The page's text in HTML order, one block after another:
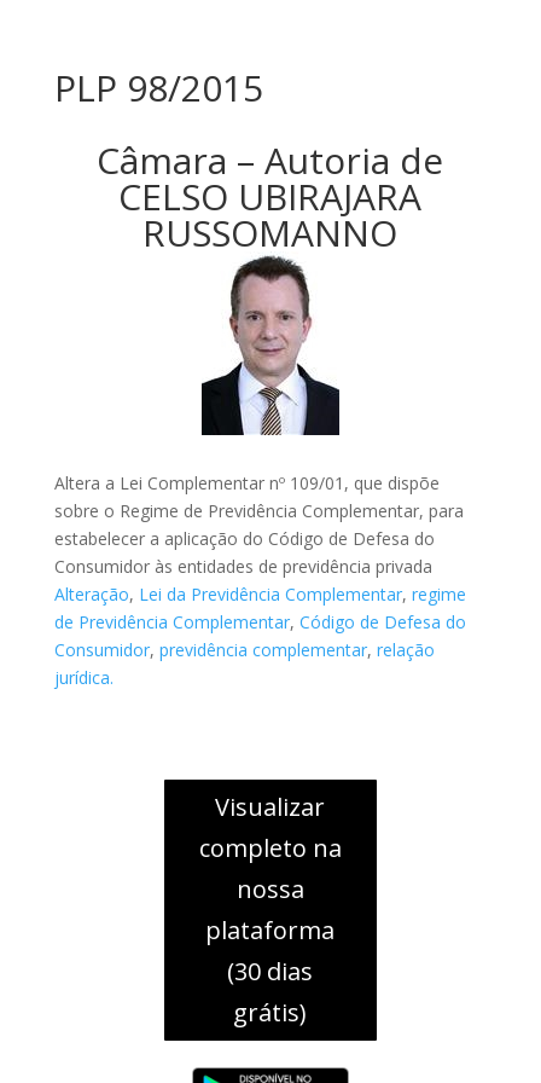
PLP 98/2015
Câmara – Autoria de
CELSO UBIRAJARA
RUSSOMANNO
Altera a Lei Complementar nº 109/01, que dispõe
sobre o Regime de Previdência Complementar, para
estabelecer a aplicação do Código de Defesa do
Consumidor às entidades de previdência privada
Alteração, Lei da Previdência Complementar, regime
de Previdência Complementar, Código de Defesa do
Consumidor, previdência complementar, relação
jurídica.
Visualizar
completo na
nossa
plataforma
(30 dias
grátis)